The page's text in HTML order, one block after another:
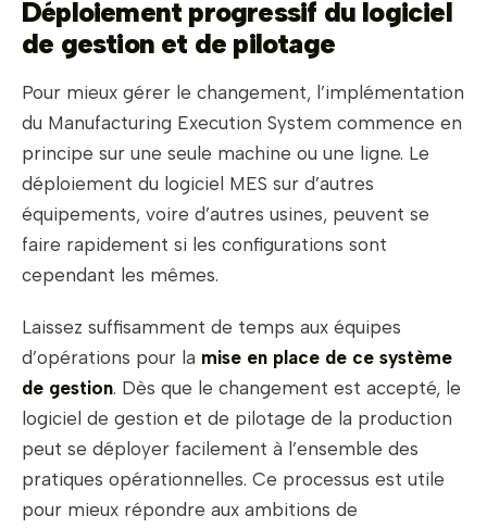
Déploiement progressif du logiciel
de gestion et de pilotage
Pour mieux gérer le changement, l’implémentation
du Manufacturing Execution System commence en
principe sur une seule machine ou une ligne. Le
déploiement du logiciel MES sur d’autres
équipements, voire d’autres usines, peuvent se
faire rapidement si les configurations sont
cependant les mêmes.
Laissez suffisamment de temps aux équipes
d’opérations pour la mise en place de ce système
de gestion. Dès que le changement est accepté, le
logiciel de gestion et de pilotage de la production
peut se déployer facilement à l’ensemble des
pratiques opérationnelles. Ce processus est utile
pour mieux répondre aux ambitions de